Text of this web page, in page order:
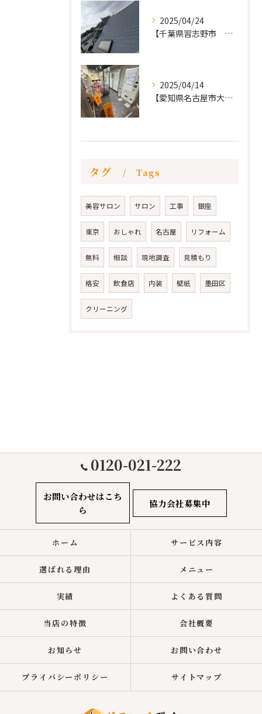
2025/04/24
【千葉県習志野市 戸建て 屋根の葺き替え工事】
2025/04/14
【愛知県名古屋市大須 カードショップ屋のリノベーション
タグ Tags
美容サロン サロン 工事 銀座
東京 おしゃれ 名古屋 リフォーム
無料 相談 現地調査 見積もり
格安 飲食店 内装 壁紙 墨田区
クリーニング
0120-021-222
お問い合わせはこち
ら
協力会社募集中
ホーム サービス内容
選ばれる理由 メニュー
実績 よくある質問
当店の特徴 会社概要
お知らせ お問い合わせ
プライバシーポリシー サイトマップ